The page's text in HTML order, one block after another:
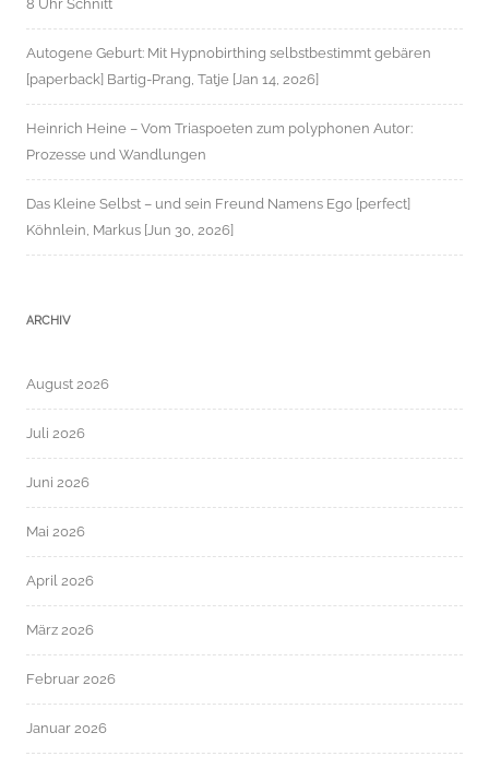
8 Uhr Schnitt
Autogene Geburt: Mit Hypnobirthing selbstbestimmt gebären
[paperback] Bartig-Prang, Tatje [Jan 14, 2026]
Heinrich Heine – Vom Triaspoeten zum polyphonen Autor:
Prozesse und Wandlungen
Das Kleine Selbst – und sein Freund Namens Ego [perfect]
Köhnlein, Markus [Jun 30, 2026]
ARCHIV
August 2026
Juli 2026
Juni 2026
Mai 2026
April 2026
März 2026
Februar 2026
Januar 2026